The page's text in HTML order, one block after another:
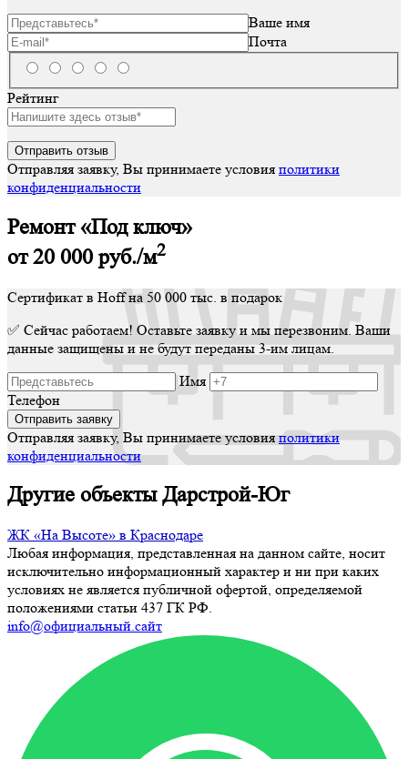
Ваше имя
Почта
Рейтинг
Отправляя заявку, Вы принимаете условия политики
конфиденциальности
Ремонт «Под ключ»
от 20 000руб./м2
Сертификат в Hoff на 50 000 тыс. в подарок
✅ Сейчас работаем! Оставьте заявку и мы перезвоним. Ваши
данные защищены и не будут переданы 3-им лицам.
Имя
Телефон
Отправляя заявку, Вы принимаете условияполитики
конфиденциальности
Другие объекты Дарстрой-Юг
ЖК «На Высоте» в Краснодаре
Любая информация, представленная на данном сайте, носит
исключительно информационный характер и ни при каких
условиях не является публичной офертой, определяемой
положениями статьи 437 ГК РФ.
info@официальный.сайт